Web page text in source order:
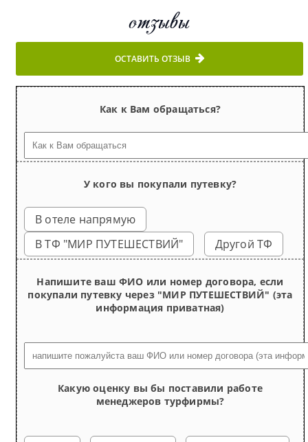
отзывы
ОСТАВИТЬ ОТЗЫВ
Как к Вам обращаться?
У кого вы покупали путевку?
В отеле напрямую
В ТФ "МИР ПУТЕШЕСТВИЙ"
Другой ТФ
Напишите ваш ФИО или номер договора, если
покупали путевку через "МИР ПУТЕШЕСТВИЙ" (эта
информация приватная)
Какую оценку вы бы поставили работе
менеджеров турфирмы?